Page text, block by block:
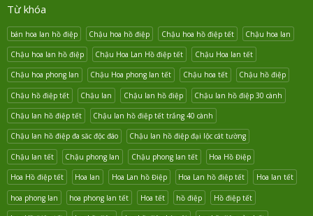
Từ khóa
bán hoa lan hồ điệp Chậu hoa hồ điệp Chậu hoa hồ điệp tết Chậu hoa lan
Chậu hoa lan hồ điệp Chậu Hoa Lan Hồ điệp tết Chậu Hoa lan tết
Chậu hoa phong lan Chậu Hoa phong lan tết Chậu hoa tết Chậu hồ điệp
Chậu hồ điệp tết Chậu lan Chậu lan hồ điệp Chậu lan hồ điệp 30 cành
Chậu lan hồ điệp tết Chậu lan hồ điệp tết trắng 40 cành
Chậu lan hồ điệp đa săc độc đáo Chậu lan hồ điệp đại lộc cát tường
Chậu lan tết Chậu phong lan Chậu phong lan tết Hoa Hồ Điệp
Hoa Hồ điệp tết Hoa lan Hoa Lan hồ Điệp Hoa Lan hồ điệp tết Hoa lan tết
hoa phong lan hoa phong lan tết Hoa tết hồ điệp Hồ điệp tết